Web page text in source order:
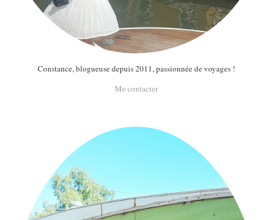
Constance, blogueuse depuis 2011, passionnée de voyages !
Me contacter